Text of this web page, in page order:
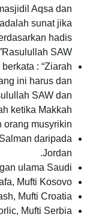
Aqsa dan
sunat jika
hadis
Rasulullah SAW”.
: “Ziarah
ini harus dan
SAW dan
ketika Makkah
musyrikin.”
daripada
Jordan.
ulama Saudi.
Mufti Kosovo.
Mufti Croatia.
Mufti Serbia.